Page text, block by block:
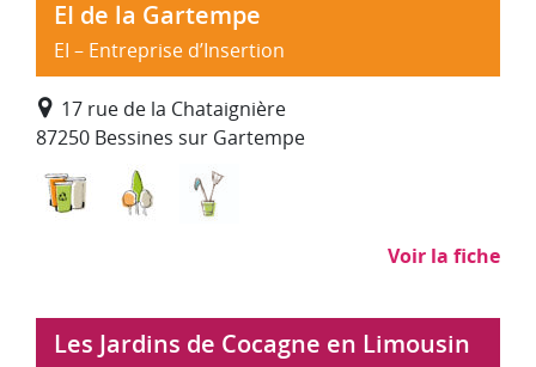
EI de la Gartempe
EI – Entreprise d’Insertion
17 rue de la Chataignière
87250 Bessines sur Gartempe
Déchets : collecte, traitement, recyclage
Environnement, entretien et
Voir la fiche
Les Jardins de Cocagne en Limousin